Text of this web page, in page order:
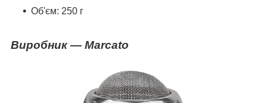
Об'єм: 250 г
Виробник ― Marcato